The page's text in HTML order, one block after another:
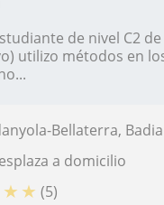
de nivel C2
utilizo métodos en
Bellaterra, Badia del Vallès, Rubí, Sant
a domicilio
★ ★ (5)